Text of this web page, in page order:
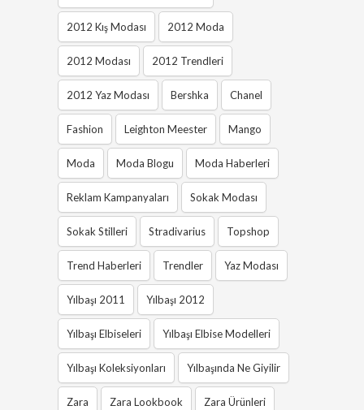
2012 Kış Modası 2012 Moda
2012 Modası 2012 Trendleri
2012 Yaz Modası Bershka Chanel
Fashion Leighton Meester Mango
Moda Moda Blogu Moda Haberleri
Reklam Kampanyaları Sokak Modası
Sokak Stilleri Stradivarius Topshop
Trend Haberleri Trendler Yaz Modası
Yılbaşı 2011 Yılbaşı 2012
Yılbaşı Elbiseleri Yılbaşı Elbise Modelleri
Yılbaşı Koleksiyonları Yılbaşında Ne Giyilir
Zara Zara Lookbook Zara Ürünleri